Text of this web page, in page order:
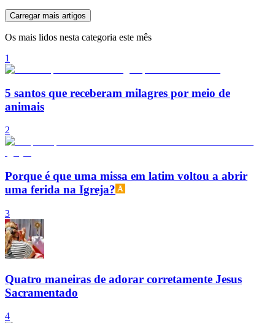
Carregar mais artigos
Os mais lidos nesta categoria este mês
1
5 santos que receberam milagres por meio de
animais
2
Porque é que uma missa em latim voltou a abrir
uma ferida na Igreja?
3
Quatro maneiras de adorar corretamente Jesus
Sacramentado
4